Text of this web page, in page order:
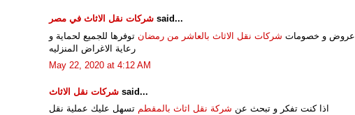
شركات نقل الاثاث في مصر said...
عروض و خصومات شركات نقل الاثاث بالعاشر من رمضان توفرها للجميع لحماية و
رعاية الاغراض المنزليه
May 22, 2020 at 4:12 AM
شركات نقل الاثاث said...
اذا كنت تفكر و تبحث عن شركة نقل اثاث بالمقطم تسهل عليك عملية نقل